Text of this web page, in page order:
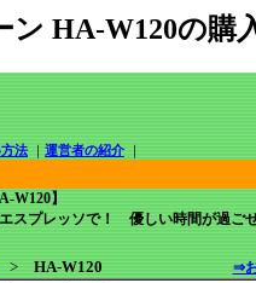
HA-W120の購
法｜運営者の紹介｜
W120】
ソで！ 優しい時間が過ごせ
HA-W120 ⇒